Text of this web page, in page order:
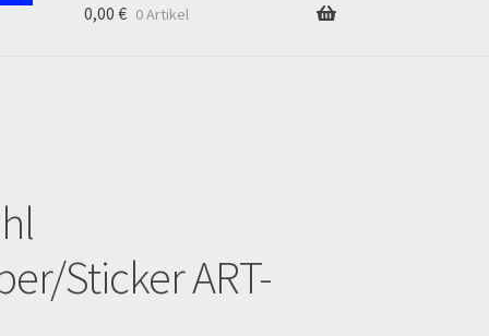
0,00 € 0 Artikel
Sticker ART-